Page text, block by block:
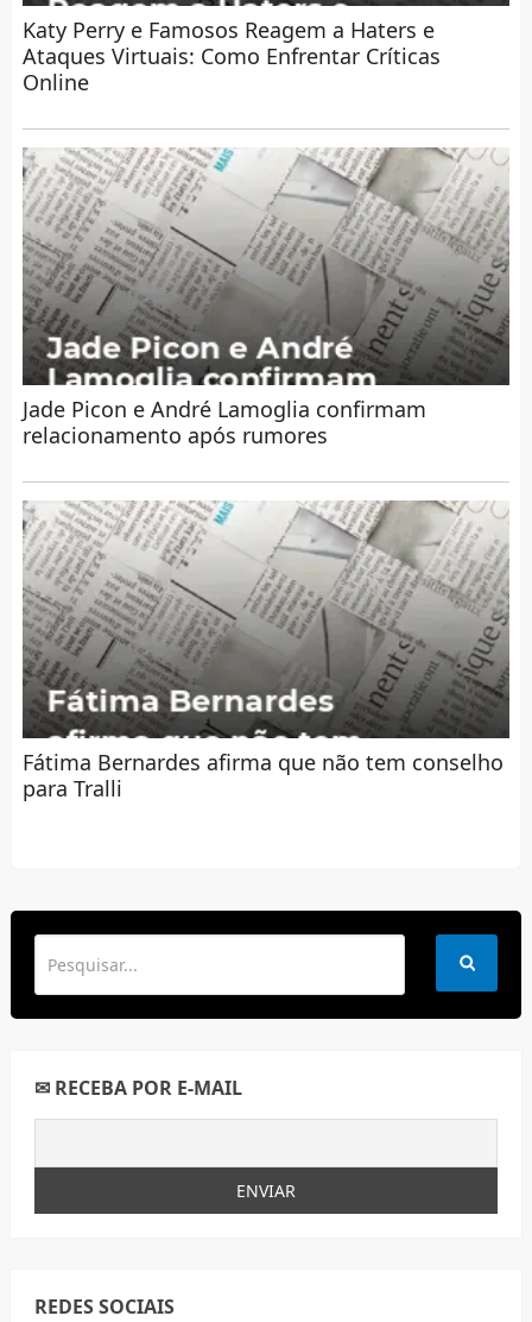
Katy Perry e Famosos Reagem a Haters e
Ataques Virtuais: Como Enfrentar Críticas
Online
Jade Picon e André Lamoglia confirmam
relacionamento após rumores
Fátima Bernardes afirma que não tem conselho
para Tralli
✉ RECEBA POR E-MAIL
REDES SOCIAIS